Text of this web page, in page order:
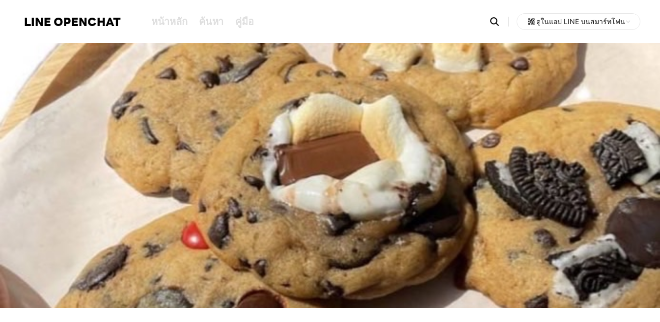
LINE OPENCHAT หน้าหลัก ค้นหา คู่มือ Search
OpenChats
messages
search
area
ดูในแอป LINE บนสมาร์ทโฟน